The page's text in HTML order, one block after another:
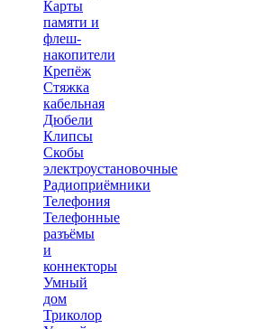
Карты
памяти и
флеш-
накопители
Крепёж
Стяжка
кабельная
Дюбели
Клипсы
Скобы
электроустановочные
Радиоприёмники
Телефония
Телефонные
разъёмы
и
коннекторы
Умный
дом
Триколор